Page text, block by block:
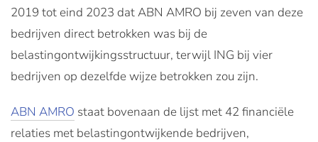
2019 tot eind 2023 dat ABN AMRO bij zeven van deze
bedrijven direct betrokken was bij de
belastingontwijkingsstructuur, terwijl ING bij vier
bedrijven op dezelfde wijze betrokken zou zijn.
ABN AMRO staat bovenaan de lijst met 42 financiële
relaties met belastingontwijkende bedrijven,